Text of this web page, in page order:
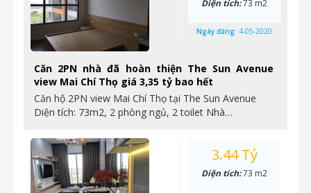
Căn 2PN nhà đã hoàn thiện The Sun Avenue
view Mai Chí Thọ giá 3,35 tỷ bao hết
Căn hộ 2PN view Mai Chí Thọ tại The Sun Avenue
Diện tích: 73m2, 2 phòng ngủ, 2 toilet Nhà…
Diện tích:73 m2
Ngày đăng: 4-05-2020
3.44 Tỷ
Diện tích:73 m2